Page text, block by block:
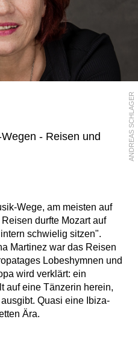
ANDREAS SCHLAGER
- Reisen und
Wege, am meisten auf
durfte Mozart auf
schwielig sitzen".
Martinez war das Reisen
Lobeshymnen und
wird verklärt: ein
auf eine Tänzerin herein,
Quasi eine Ibiza-
Ära.